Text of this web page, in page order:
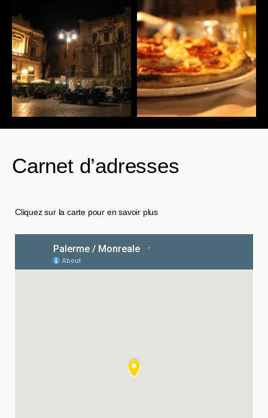
Carnet d’adresses
Cliquez sur la carte pour en savoir plus